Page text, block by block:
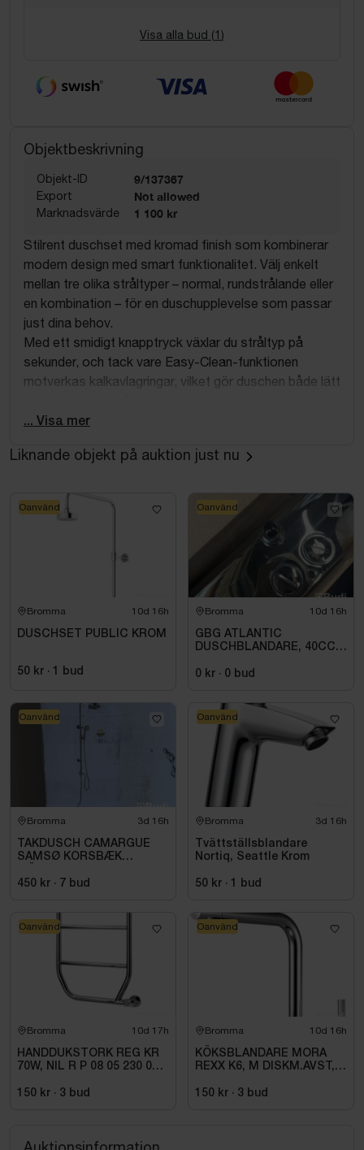
Visa alla bud (1 )
Objektbeskrivning
Objekt-ID 9/137367
Export Not allowed
Marknadsvärde 1 100 kr
Stilrent duschset med kromad finish som kombinerar
modern design med smart funktionalitet. Välj enkelt
mellan tre olika stråltyper – normal, rundstrålande eller
en kombination – för en duschupplevelse som passar
just dina behov.
Med ett smidigt knapptryck växlar du stråltyp på
sekunder, och tack vare Easy-Clean-funktionen
motverkas kalkavlagringar, vilket gör duschen både lätt
Ett perfekt val för dig som vill ha både komfort och
ger god räckvidd och extra komfort i användningen.
... Visa mer
Liknande objekt på auktion just nu
Bromma 10d 16h
DUSCHSET PUBLIC KROM
50 kr · 1 bud
Oanvänd
Bromma 10d 16h
GBG ATLANTIC
DUSCHBLANDARE, 40CC,
0 kr · 0 bud
Oanvänd
Bromma 3d 16h
TAKDUSCH CAMARGUE
SAMSØ KORSBÆK
450 kr · 7 bud
Oanvänd
Bromma 3d 16h
Tvättställsblandare
Nortiq, Seattle Krom
50 kr · 1 bud
Oanvänd
Bromma 10d 17h
HANDDUKSTORK REG KR
70W, NIL R P 08 05 230 01
150 kr · 3 bud
Oanvänd
Bromma 10d 16h
KÖKSBLANDARE MORA
REXX K6, M DISKM.AVST,
150 kr · 3 bud
Oanvänd